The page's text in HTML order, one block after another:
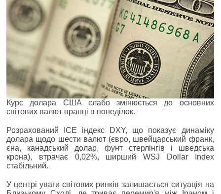
Курс долара США слабо змінюється до основних
світових валют вранці в понеділок.
Розрахований ICE індекс DXY, що показує динаміку
долара щодо шести валют (євро, швейцарський франк,
єна, канадський долар, фунт стерлінгів і шведська
крона), втрачає 0,02%, ширший WSJ Dollar Index
стабільний.
У центрі уваги світових ринків залишається ситуація на